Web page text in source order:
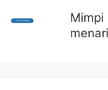
Mimpi